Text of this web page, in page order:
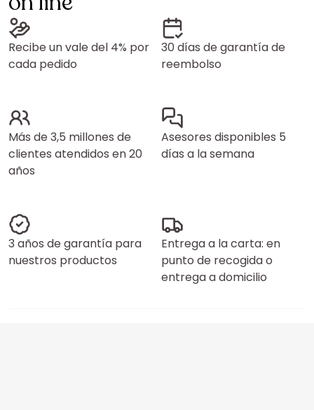
Recibe un vale del 4% por
cada pedido
30 días de garantía de
reembolso
Más de 3,5 millones de
clientes atendidos en 20
años
Asesores disponibles 5
días a la semana
3 años de garantía para
nuestros productos
Entrega a la carta: en
punto de recogida o
entrega a domicilio